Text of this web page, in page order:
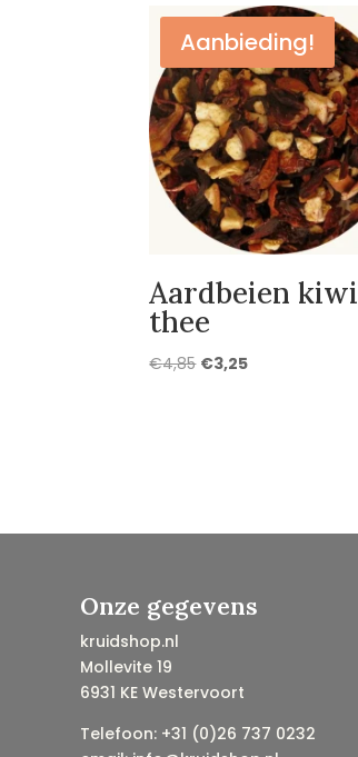
Aanbieding!
Aardbeien kiwi
thee
€4,85 Oorspronkelijke
€3,25Huidige
Onze gegevens
kruidshop.nl
Mollevite 19
6931 KE Westervoort
Telefoon: +31 (0)26 737 0232